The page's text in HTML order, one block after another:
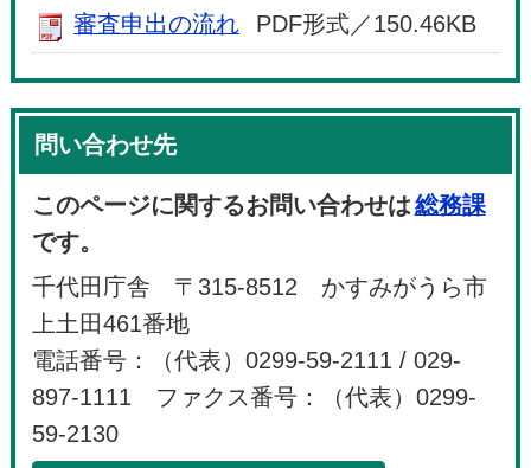
審査申出の流れ PDF形式／150.46KB
問い合わせ先
このページに関するお問い合わせは総務課
です。
千代田庁舎 〒315-8512 かすみがうら市
上土田461番地
電話番号：（代表）0299-59-2111 / 029-
897-1111 ファクス番号：（代表）0299-
59-2130